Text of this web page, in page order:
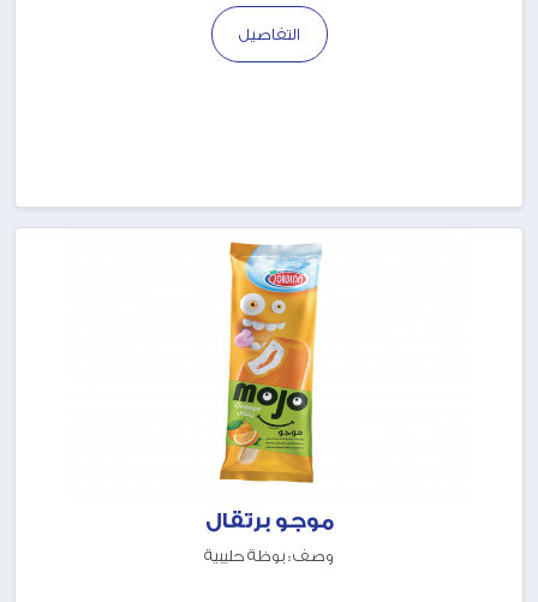
التفاصيل
موجو برتقال
وصف : بوظة حليبية